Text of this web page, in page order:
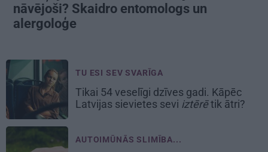
nāvējoši? Skaidro entomologs un
alergoloģe
TU ESI SEV SVARĪGA
Tikai 54 veselīgi dzīves gadi. Kāpēc
Latvijas sievietes sevi iztērētik ātri?
AUTOIMŪNĀS SLIMĪBA...